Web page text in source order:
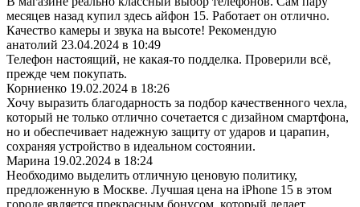
месяцев назад купил здесь айфон 15. Работает он отлично.
Качество камеры и звука на высоте! Рекомендую
анатолий 23.04.2024 в 10:49
Телефон настоящий, не какая-то подделка. Проверили всё,
прежде чем покупать.
Корниенко 19.02.2024 в 18:26
Хочу выразить благодарность за подбор качественного чехла,
который не только отлично сочетается с дизайном смартфона,
но и обеспечивает надежную защиту от ударов и царапин,
сохраняя устройство в идеальном состоянии.
Марина 19.02.2024 в 18:24
Необходимо выделить отличную ценовую политику,
предложенную в Москве. Лучшая цена на iPhone 15 в этом
городе является прекрасным бонусом, который делает